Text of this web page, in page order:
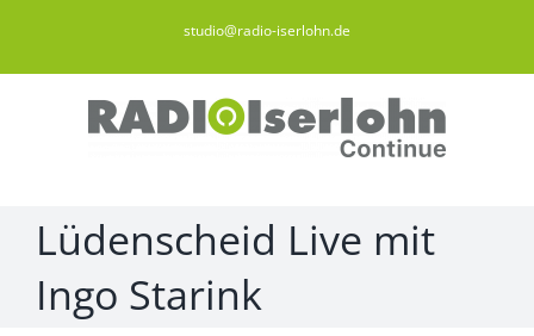
springen
studio@radio-iserlohn.de
Lüdenscheid Live mit
Ingo Starink